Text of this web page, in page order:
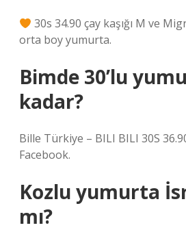
30s 34.90 çay kaşığı M ve
orta boy yumurta.
Bimde 30’lu
kadar?
Bille Türkiye – BILI BILI 30S
Facebook.
Kozlu yumurta
mı?